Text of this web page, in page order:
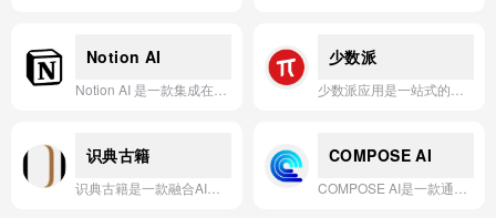
Notion AI 少数派
识典古籍 COMPOSE AI